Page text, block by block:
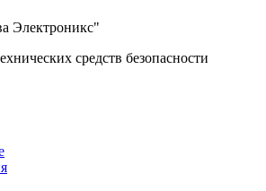
Электроникс"
средств безопасности